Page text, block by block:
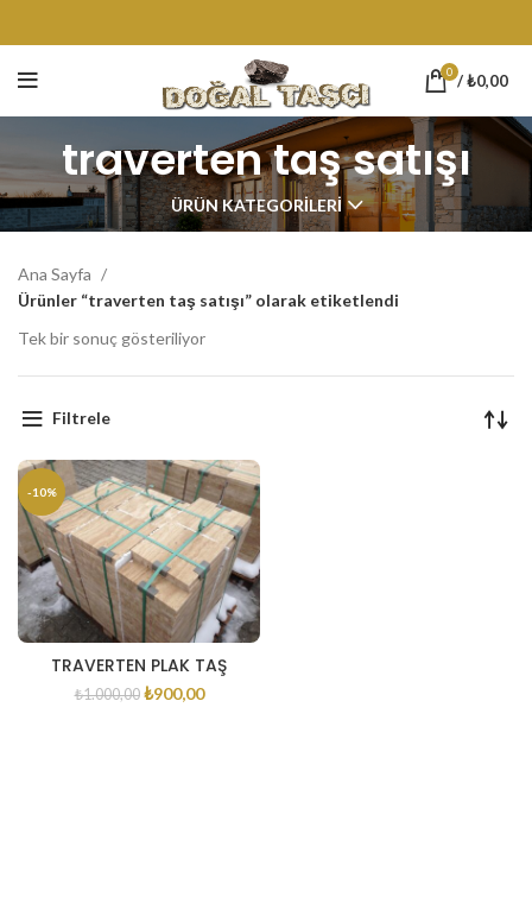
0 /₺0,00
traverten taş satışı
ÜRÜN KATEGORILERI
Ana Sayfa
Ürünler “traverten taş satışı” olarak etiketlendi
Tek bir sonuç gösteriliyor
Filtrele
-10%
TRAVERTEN PLAK TAŞ
₺1.000,00 ₺900,00